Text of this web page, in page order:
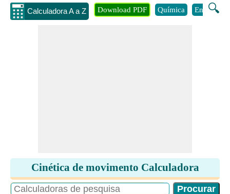
Calculadora A a Z 🔍
Download PDF Química
Cinética de movimento Calculadora